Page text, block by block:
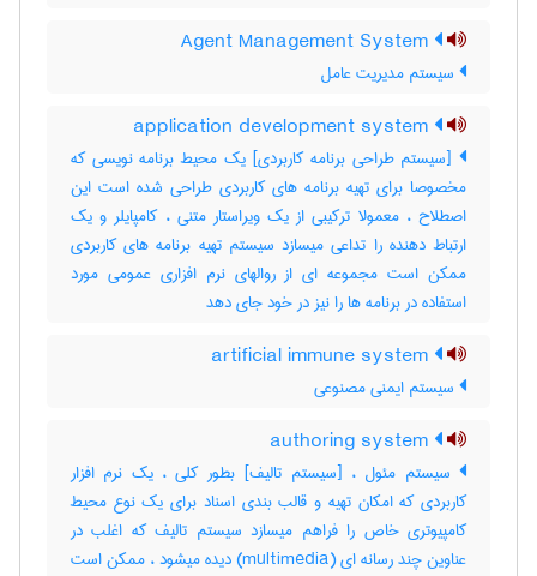
سیستم مدیریت عامل
[سیستم طراحی برنامه کاربردی] یک محیط برنامه نویسی که
مخصوصا برای تهیه برنامه های کاربردی طراحی شده است این
اصطلاح ، معمولا ترکیبی از یک ویراستار متنی ، کامپایلر و یک
ارتباط دهنده را تداعی میسازد سیستم تهیه برنامه های کاربردی
ممکن است مجموعه ای از روالهای نرم افزاری عمومی مورد
استفاده در برنامه ها را نیز در خود جای دهد
سیستم ایمنی مصنوعی
سیستم مئول ، [سیستم تالیف] بطور کلی ، یک نرم افزار
کاربردی که امکان تهیه و قالب بندی اسناد برای یک نوع محیط
کامپیوتری خاص را فراهم میسازد سیستم تالیف که اغلب در
عناوین چند رسانه ای (‎multimedia) دیده میشود ، ممکن است